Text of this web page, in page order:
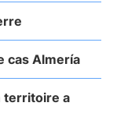
cas Almería
territoire a